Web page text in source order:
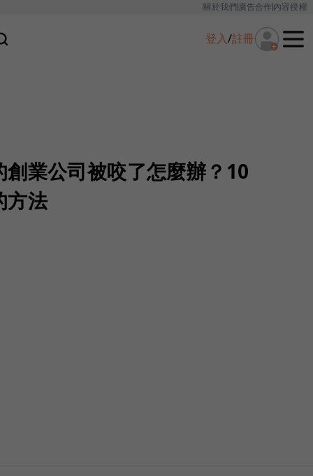
關於我們廣告合作內容授權
登入/註冊
業公司被咬了怎麼辦？10
方法